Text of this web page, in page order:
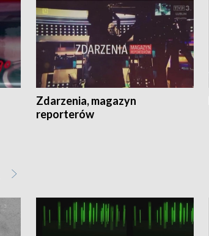
Zdarzenia, magazyn
reporterów